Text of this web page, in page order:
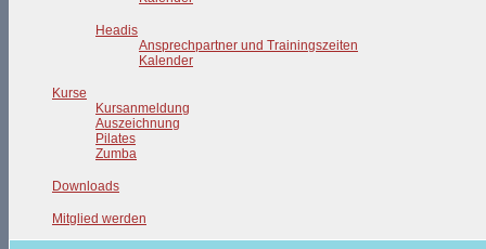
Headis
Ansprechpartner und Trainingszeiten
Kalender
Kurse
Kursanmeldung
Auszeichnung
Pilates
Zumba
Downloads
Mitglied werden